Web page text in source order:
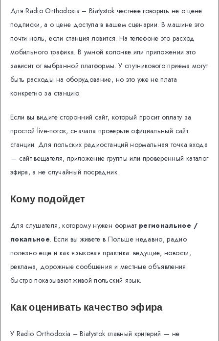
Для Radio Orthodoxia – Białystok честнее говорить не о цене
подписки, а о цене доступа в вашем сценарии. В машине это
почти ноль, если станция ловится. На телефоне это расход
мобильного трафика. В умной колонке или приложении это
зависит от выбранной платформы. У спутникового приема могут
быть расходы на оборудование, но это уже не плата
конкретно за станцию.
Если вы видите сторонний сайт, который просит оплату за
простой live-поток, сначала проверьте официальный сайт
станции. Для польских радиостанций нормальная точка входа
— сайт вещателя, приложение группы или проверенный каталог
эфира, а не случайный посредник.
Кому подойдет
Для слушателя, которому нужен формат региональное /
локальное. Если вы живете в Польше недавно, радио
полезно еще и как языковая практика: ведущие, новости,
реклама, дорожные сообщения и местные объявления
быстро показывают живой польский язык.
Как оценивать качество эфира
У Radio Orthodoxia – Białystok главный критерий — не